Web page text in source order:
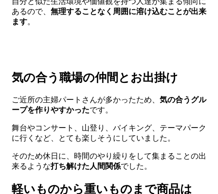
あるので、 無理することなく周囲に溶け込むことが出来
ます。
気の合う職場の仲間とお出掛け
ご近所の主婦パートさんが多かったため、 気の合うグル
ープを作りやすかったです。
舞台やコンサート、山登り、バイキング、テーマパーク
に行くなど、とても楽しそうにしていました。
そのため休日に、時間のやり繰りをして集まることの出
来るような打ち解けた人間関係でした。
軽いものから重いものまで商品は